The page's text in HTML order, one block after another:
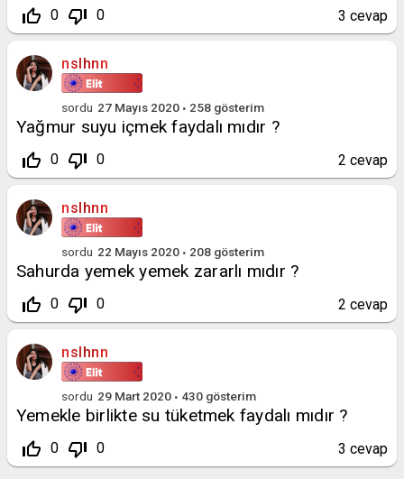
thumb_up_off_alt 0 thumb_down_off_alt 0 3 cevap
nslhnn
sordu 27 Mayıs 2020 258 gösterim
Yağmur suyu içmek faydalı mıdır ?
thumb_up_off_alt 0 thumb_down_off_alt 0 2 cevap
nslhnn
sordu 22 Mayıs 2020 208 gösterim
Sahurda yemek yemek zararlı mıdır ?
thumb_up_off_alt 0 thumb_down_off_alt 0 2 cevap
nslhnn
sordu 29 Mart 2020 430 gösterim
Yemekle birlikte su tüketmek faydalı mıdır ?
thumb_up_off_alt 0 thumb_down_off_alt 0 3 cevap